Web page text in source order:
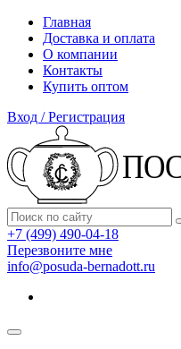
Главная
Доставка и оплата
О компании
Контакты
Купить оптом
Вход / Регистрация
+7 (499) 490-04-18
Перезвоните мне
info@posuda-bernadott.ru